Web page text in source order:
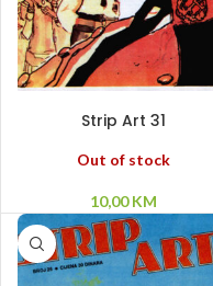
Strip Art 31
Out of stock
10,00KM